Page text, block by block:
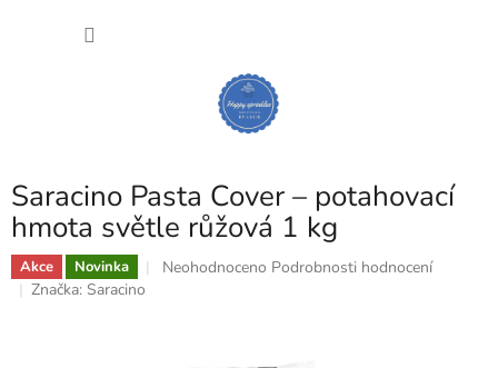
Saracino Pasta Cover – potahovací
hmota světle růžová 1 kg
Akce Novinka
Průměrné
Neohodnoceno Podrobnosti hodnocení
Značka: Saracino